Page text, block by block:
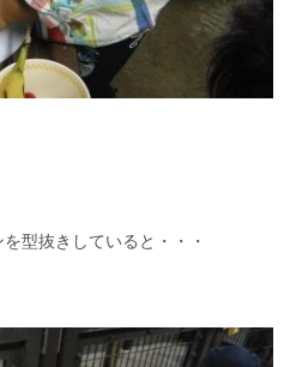
型抜きしていると・・・